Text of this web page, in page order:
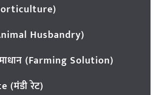
Husbandry)
(Farming Solution)
(मंडी रेट)